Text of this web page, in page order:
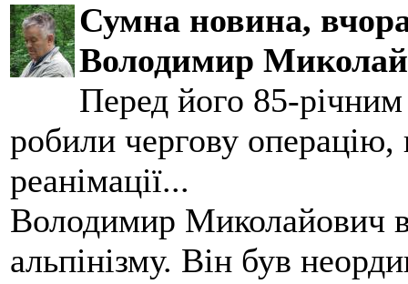
Сумна новина,
Володимир
Перед його 85-
робили чергову операцію,
реанімації...
Володимир Миколайович
альпінізму. Він був